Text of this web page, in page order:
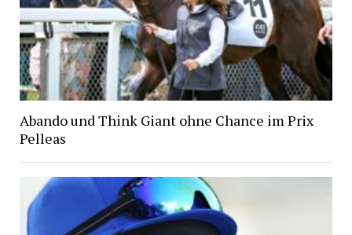
Abando und Think Giant ohne Chance im Prix
Pelleas